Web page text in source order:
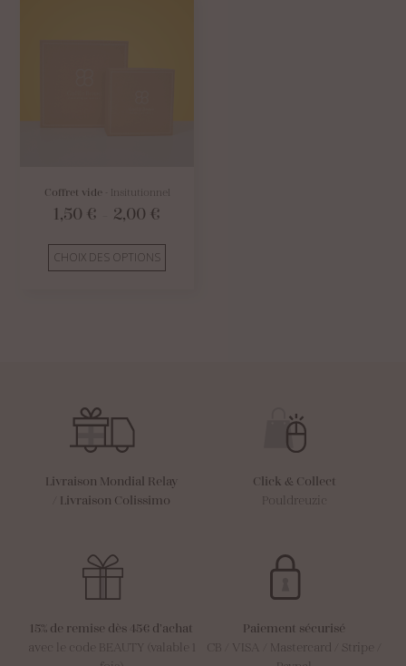
Coffret vide- Insitutionnel
1,50 € 2,00 €
à
CHOIX DES OPTIONS
Livraison Mondial Relay
Livraison Colissimo
Click & Collect
Pouldreuzic
15% de remise dès 45€ d’achat
avec le code BEAUTY (valable 1
Paiement sécurisé
CB / VISA / Mastercard / Stripe /